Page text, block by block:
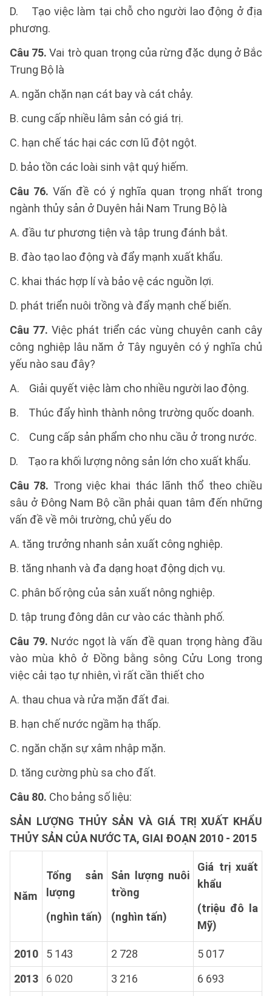
D. Tạo việc làm tại chỗ cho người lao động ở địa
phương.
Câu 75.Vai trò quan trọng của rừng đặc dụng ở Bắc
Trung Bộ là
A. ngăn chặn nạn cát bay và cát chảy.
B. cung cấp nhiều lâm sản có giá trị.
C. hạn chế tác hại các cơn lũ đột ngột.
D. bảo tồn các loài sinh vật quý hiếm.
Câu 76. Vấn đề có ý nghĩa quan trọng nhất trong
ngành thủy sản ở Duyên hải Nam Trung Bộ là
A. đầu tư phương tiện và tập trung đánh bắt.
B. đào tạo lao động và đẩy mạnh xuất khẩu.
C. khai thác hợp lí và bảo vệ các nguồn lợi.
D. phát triển nuôi trồng và đẩy mạnh chế biến.
Câu 77. Việc phát triển các vùng chuyên canh cây
công nghiệp lâu năm ở Tây nguyên có ý nghĩa chủ
yếu nào sau đây?
A. Giải quyết việc làm cho nhiều người lao động.
B. Thúc đẩy hình thành nông trường quốc doanh.
C. Cung cấp sản phẩm cho nhu cầu ở trong nước.
D. Tạo ra khối lượng nông sản lớn cho xuất khẩu.
Câu 78. Trong việc khai thác lãnh thổ theo chiều
sâu ở Đông Nam Bộ cần phải quan tâm đến những
vấn đề về môi trường, chủ yếu do
A. tăng trưởng nhanh sản xuất công nghiệp.
B. tăng nhanh và đa dạng hoạt động dịch vụ.
C. phân bố rộng của sản xuất nông nghiệp.
D. tập trung đông dân cư vào các thành phố.
Câu 79. Nước ngọt là vấn đề quan trọng hàng đầu
vào mùa khô ở Đồng bằng sông Cửu Long trong
việc cải tạo tự nhiên, vì rất cần thiết cho
A. thau chua và rửa mặn đất đai.
B. hạn chế nước ngầm hạ thấp.
C. ngăn chặn sự xâm nhập mặn.
D. tăng cường phù sa cho đất.
Câu 80. Cho bảng số liệu:
SẢN LƯỢNG THỦY SẢN VÀ GIÁ TRỊ XUẤT KHẨU
THỦY SẢN CỦA NƯỚC TA, GIAI ĐOẠN 2010 - 2015
Năm
Tổng sản
lượng
(nghìn tấn)
Sản lượng nuôi
trồng
(nghìn tấn)
Giá trị xuất
khẩu
(triệu đô la
Mỹ)
2010 5 143 2 728
5 017
2013
6 020 3 216
6 693